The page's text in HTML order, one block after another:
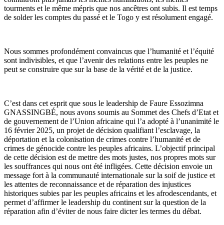
tourments et le même mépris que nos ancêtres ont subis. Il est temps
de solder les comptes du passé et le Togo y est résolument engagé.
Nous sommes profondément convaincus que l’humanité et l’équité
sont indivisibles, et que l’avenir des relations entre les peuples ne
peut se construire que sur la base de la vérité et de la justice.
C’est dans cet esprit que sous le leadership de Faure Essozimna
GNASSINGBÉ, nous avons soumis au Sommet des Chefs d’Etat et
de gouvernement de l’Union africaine qui l’a adopté à l’unanimité le
16 février 2025, un projet de décision qualifiant l’esclavage, la
déportation et la colonisation de crimes contre l’humanité et de
crimes de génocide contre les peuples africains. L’objectif principal
de cette décision est de mettre des mots justes, nos propres mots sur
les souffrances qui nous ont été infligées. Cette décision envoie un
message fort à la communauté internationale sur la soif de justice et
les attentes de reconnaissance et de réparation des injustices
historiques subies par les peuples africains et les afrodescendants, et
permet d’affirmer le leadership du continent sur la question de la
réparation afin d’éviter de nous faire dicter les termes du débat.